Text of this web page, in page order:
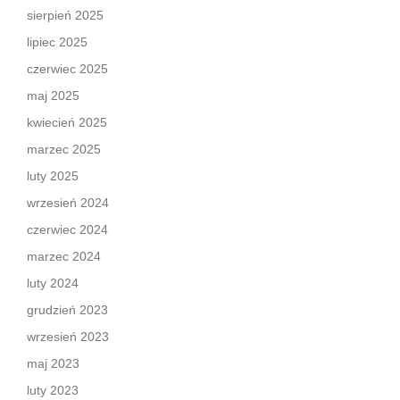
sierpień 2025
lipiec 2025
czerwiec 2025
maj 2025
kwiecień 2025
marzec 2025
luty 2025
wrzesień 2024
czerwiec 2024
marzec 2024
luty 2024
grudzień 2023
wrzesień 2023
maj 2023
luty 2023